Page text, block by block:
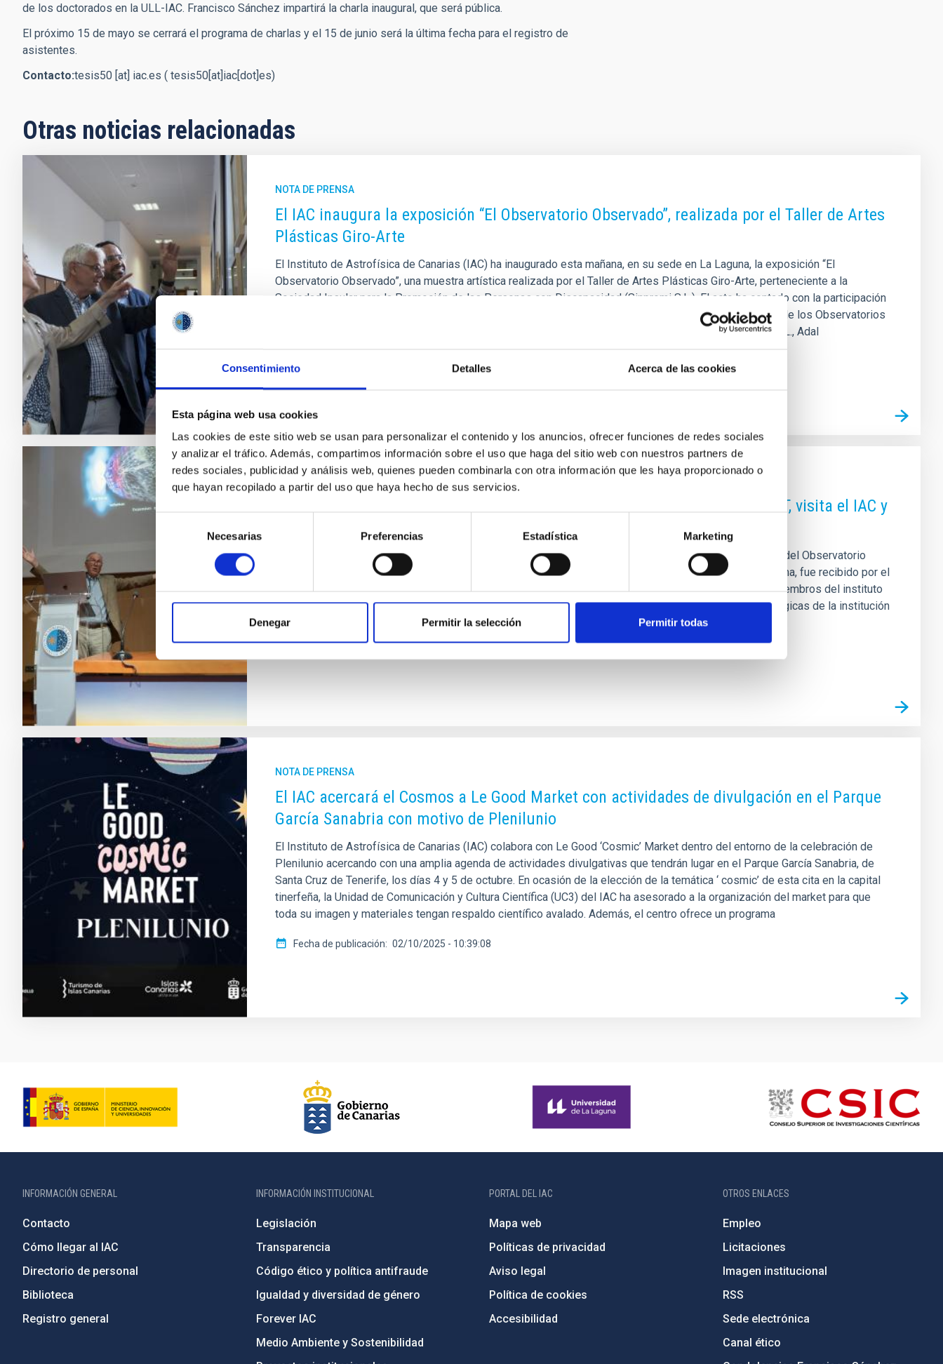
Consentimiento Detalles Acerca de las cookies
Esta página web usa cookies
Las cookies de este sitio web se usan para personalizar el contenido y los anuncios, ofrecer funciones de redes sociales
y analizar el tráfico. Además, compartimos información sobre el uso que haga del sitio web con nuestros partners de
redes sociales, publicidad y análisis web, quienes pueden combinarla con otra información que les haya proporcionado o
que hayan recopilado a partir del uso que haya hecho de sus servicios.
consentimiento
Necesarias Preferencias Estadística Marketing
Denegar Permitir la selección Permitir todas
de los doctorados en la ULL-IAC. Francisco Sánchez impartirá la charla inaugural, que será pública.
El próximo 15 de mayo se cerrará el programa de charlas y el 15 de junio será la última fecha para el registro de
asistentes.
Contacto:tesis50 [at] iac.es ( tesis50[at]iac[dot]es)
Otras noticias relacionadas
NOTA DE PRENSA
El IAC inaugura la exposición “El Observatorio Observado”, realizada por el Taller de Artes
Plásticas Giro-Arte
El Instituto de Astrofísica de Canarias (IAC) ha inaugurado esta mañana, en su sede en La Laguna, la exposición “El
Observatorio Observado”, una muestra artística realizada por el Taller de Artes Plásticas Giro-Arte, perteneciente a la
Sociedad Insular para la Promoción de las Personas con Discapacidad (Sinpromi S.L.). El acto ha contado con la participación
del director del IAC, Valentín Martínez Pillet ; la responsable del equipo de caracterización atmosférica de los Observatorios
de Canarias y promotora de esta iniciativa, Casiana Muñoz-Tuñón ; el consejero delegado de Sinpromi S.L., Adal
NOTA DE PRENSA
Robert P. Kirshner, director ejecutivo del Observatorio Internacional del TMT, visita el IAC y
ofrece un coloquio sobre el Telescopio de Treinta Metros
El Instituto de Astrofísica de Canarias (IAC) ha recibido la visita de Robert P. Kirshner, Director Ejecutivo del Observatorio
Internacional del Telescopio de Treinta Metros (TIO) . Durante su estancia en la sede del IAC en La Laguna, fue recibido por el
director del centro, Valentín Martínez Pillet, y por la subdirectora, Eva Villaver Sobrino, junto con otros miembros del instituto
de investigación. Durante su visita, pudo conocer de primera mano las capacidades científicas y tecnológicas de la institución
y ofreció un coloquio titulado El Telescopio de Treinta Metros y la Ciencia del
NOTA DE PRENSA
El IAC acercará el Cosmos a Le Good Market con actividades de divulgación en el Parque
García Sanabria con motivo de Plenilunio
El Instituto de Astrofísica de Canarias (IAC) colabora con Le Good ‘Cosmic’ Market dentro del entorno de la celebración de
Plenilunio acercando con una amplia agenda de actividades divulgativas que tendrán lugar en el Parque García Sanabria, de
Santa Cruz de Tenerife, los días 4 y 5 de octubre. En ocasión de la elección de la temática ‘ cosmic’ de esta cita en la capital
tinerfeña, la Unidad de Comunicación y Cultura Científica (UC3) del IAC ha asesorado a la organización del market para que
toda su imagen y materiales tengan respaldo científico avalado. Además, el centro ofrece un programa
Fecha de publicación 02/10/2025 - 10:39:08
INFORMACIÓN GENERAL
Contacto
Cómo llegar al IAC
Directorio de personal
Biblioteca
Registro general
INFORMACIÓN INSTITUCIONAL
Legislación
Transparencia
Código ético y política antifraude
Igualdad y diversidad de género
Forever IAC
Medio Ambiente y Sostenibilidad
PORTAL DEL IAC
Mapa web
Políticas de privacidad
Aviso legal
Política de cookies
Accesibilidad
OTROS ENLACES
Empleo
Licitaciones
Imagen institucional
RSS
Sede electrónica
Canal ético